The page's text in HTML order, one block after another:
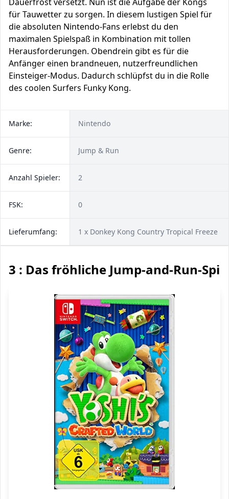
für Tauwetter zu sorgen. In diesem lustigen Spiel für
die absoluten Nintendo-Fans erlebst du den
maximalen Spielspaß in Kombination mit tollen
Herausforderungen. Obendrein gibt es für die
Anfänger einen brandneuen, nutzerfreundlichen
Einsteiger-Modus. Dadurch schlüpfst du in die Rolle
des coolen Surfers Funky Kong.
Marke: Nintendo
Genre: Jump & Run
Anzahl Spieler: 2
FSK: 0
Lieferumfang: 1 x Donkey Kong Country Tropical Freeze
3 : Das fröhliche Jump-and-Run-